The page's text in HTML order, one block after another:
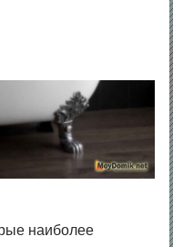
наиболее